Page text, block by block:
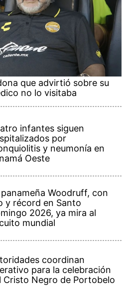
que advirtió sobre su
no lo visitaba
infantes siguen
por
y neumonía en
Oeste
panameña Woodruff, con
y récord en Santo
2026, ya mira al
mundial
coordinan
para la celebración
Cristo Negro de Portobelo